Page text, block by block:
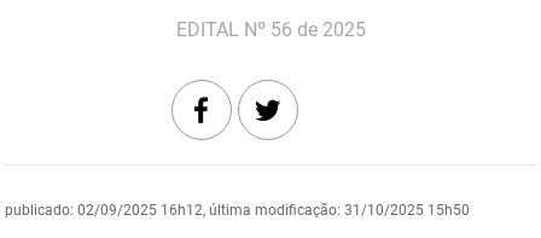
Infraestrutura e dos Recursos Hídricos
Meio Ambiente e Sustentabilidade
FUNAD
publicado: 02/09/2025 16h12, última modificação: 31/10/2025 15h50
EDITAL Nº 56 de 2025